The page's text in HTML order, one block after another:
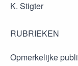
K. Stigter
RUBRIEKEN
Opmerkelijke